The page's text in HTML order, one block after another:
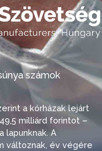
számok
a kórházak lejárt
milliárd forintot –
lapunknak. A
változnak, év végére